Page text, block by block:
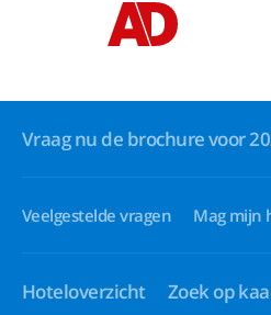
Vraag nu de brochure voor
Veelgestelde vragen Mag mijn
Hoteloverzicht Zoek op